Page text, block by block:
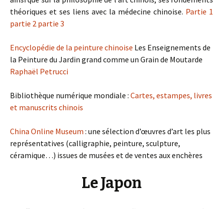
théoriques et ses liens avec la médecine chinoise. Partie 1
partie 2 partie 3
Encyclopédie de la peinture chinoise Les Enseignements de
la Peinture du Jardin grand comme un Grain de Moutarde
Raphaël Petrucci
Bibliothèque numérique mondiale : Cartes, estampes, livres
et manuscrits chinois
China Online Museum : une sélection d’œuvres d’art les plus
représentatives (calligraphie, peinture, sculpture,
céramique…) issues de musées et de ventes aux enchères
Le Japon